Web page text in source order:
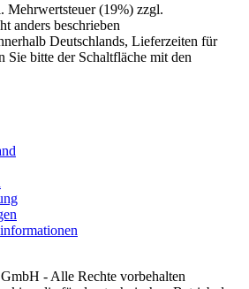
Mehrwertsteuer (19%) zzgl.
anders beschrieben
Deutschlands, Lieferzeiten für
Sie bitte der Schaltfläche mit den
- Alle Rechte vorbehalten